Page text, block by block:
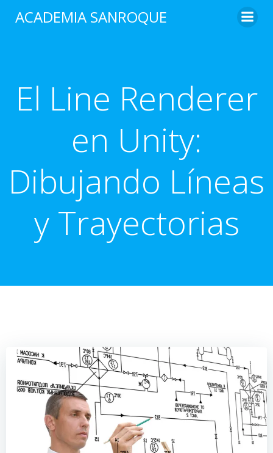
al
ACADEMIA SANROQUE
El Line Renderer
en Unity:
Dibujando Líneas
y Trayectorias